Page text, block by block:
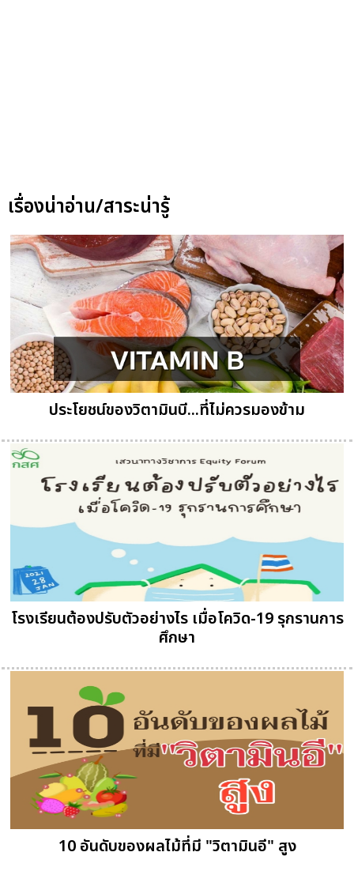
เรื่องน่าอ่าน/สาระน่ารู้
ประโยชน์ของวิตามินบี...ที่ไม่ควรมองข้าม
โรงเรียนต้องปรับตัวอย่างไร เมื่อโควิด-19 รุกรานการ
ศึกษา
10 อันดับของผลไม้ที่มี "วิตามินอี" สูง